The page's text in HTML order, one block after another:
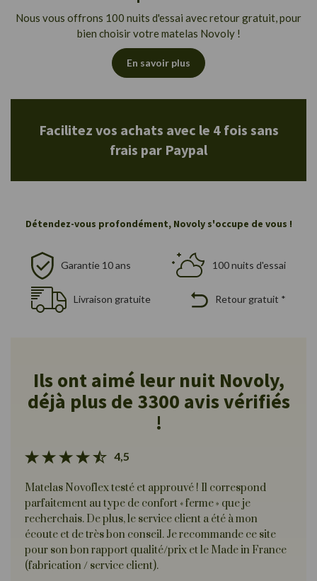
Nous vous offrons 100 nuits d'essai avec retour gratuit, pour
bien choisir votre matelas Novoly !
En savoir plus
Facilitez vos achats avec le 4 fois sans
frais par Paypal
Détendez-vous profondément, Novoly s'occupe de vous !
Garantie 10 ans 100 nuits d'essai
Livraison gratuite Retour gratuit *
Ils ont aimé leur nuit Novoly,
déjà plus de 3300 avis vérifiés
!
4,5
Matelas Novoflex testé et approuvé ! Il correspond
parfaitement au type de confort « ferme » que je
recherchais. De plus, le service client a été à mon
écoute et de très bon conseil. Je recommande ce site
pour son bon rapport qualité/prix et le Made in France
(fabrication / service client).